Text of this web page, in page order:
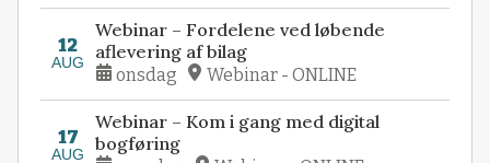
12
AUG
Webinar – Fordelene ved løbende
aflevering af bilag
onsdag Webinar - ONLINE
17
AUG
Webinar – Kom i gang med digital
bogføring